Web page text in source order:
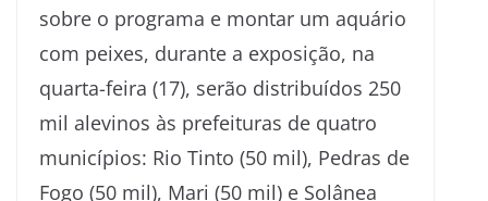
sobre o programa e montar um aquário
com peixes, durante a exposição, na
quarta-feira (17), serão distribuídos 250
mil alevinos às prefeituras de quatro
municípios: Rio Tinto (50 mil), Pedras de
Fogo (50 mil), Mari (50 mil) e Solânea